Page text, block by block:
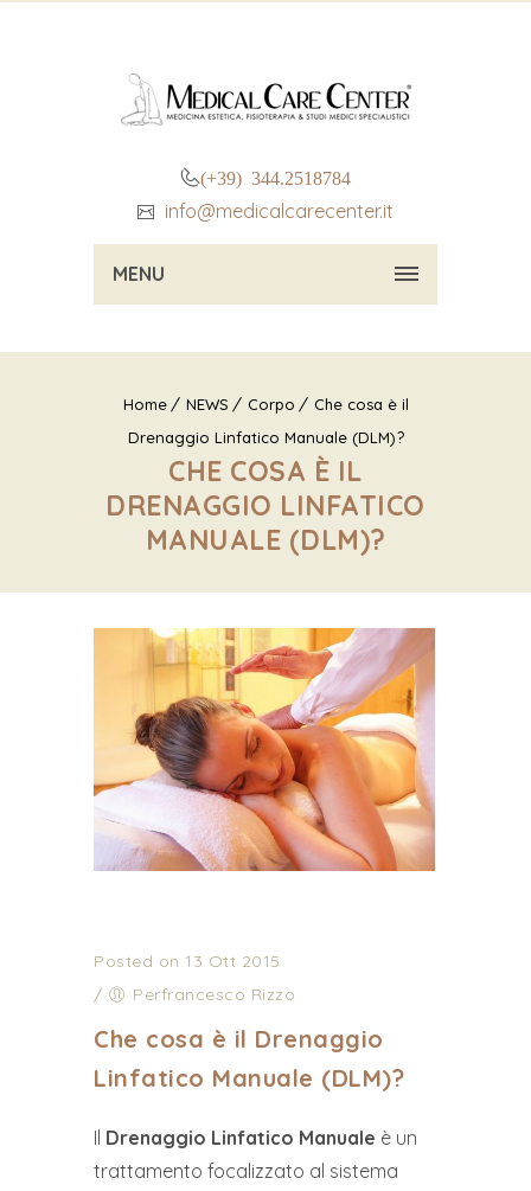
(+39) 344.2518784
info@medicalcarecenter.it
MENU
Home NEWS Corpo
Che cosa è il
Drenaggio Linfatico Manuale (DLM)?
CHE COSA È IL
DRENAGGIO LINFATICO
MANUALE (DLM)?
Posted on 13 Ott 2015
/
Perfrancesco Rizzo
Che cosa è il Drenaggio
Linfatico Manuale (DLM)?
Il Drenaggio Linfatico Manuale è un
trattamento focalizzato al sistema